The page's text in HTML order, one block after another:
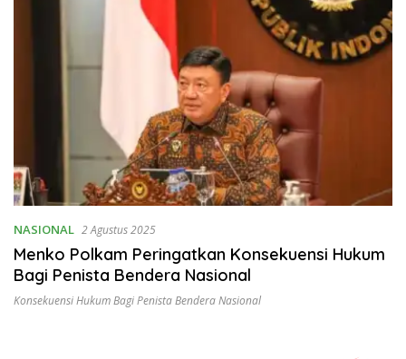
NASIONAL 2 Agustus 2025
Menko Polkam Peringatkan Konsekuensi Hukum
Bagi Penista Bendera Nasional
Konsekuensi Hukum Bagi Penista Bendera Nasional